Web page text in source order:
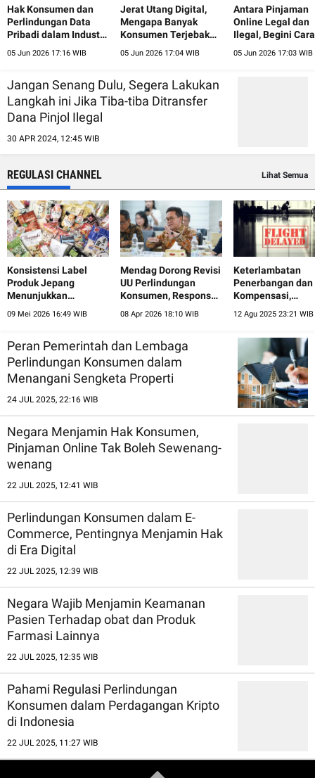
Hak Konsumen dan
Perlindungan Data
Pribadi dalam Industri
05 Jun 2026 17:16 WIB
Jerat Utang Digital,
Mengapa Banyak
Konsumen Terjebak
05 Jun 2026 17:04 WIB
Antara Pinjaman
Online Legal dan
Ilegal, Begini Cara
05 Jun 2026 17:03 WIB
Jangan Senang Dulu, Segera Lakukan
Langkah ini Jika Tiba-tiba Ditransfer
Dana Pinjol Ilegal
30 APR 2024, 12:45 WIB
REGULASI CHANNEL Lihat Semua
Konsistensi Label
Produk Jepang
Menunjukkan
09 Mei 2026 16:49 WIB
Mendag Dorong Revisi
UU Perlindungan
Konsumen, Respons
Perdagangan Digital
08 Apr 2026 18:10 WIB
Keterlambatan
Penerbangan dan
Kompensasi,
Patuhi Regulasi?
12 Agu 2025 23:21 WIB
Peran Pemerintah dan Lembaga
Perlindungan Konsumen dalam
Menangani Sengketa Properti
24 JUL 2025, 22:16 WIB
Negara Menjamin Hak Konsumen,
Pinjaman Online Tak Boleh Sewenang-
wenang
22 JUL 2025, 12:41 WIB
Perlindungan Konsumen dalam E-
Commerce, Pentingnya Menjamin Hak
di Era Digital
22 JUL 2025, 12:39 WIB
Negara Wajib Menjamin Keamanan
Pasien Terhadap obat dan Produk
Farmasi Lainnya
22 JUL 2025, 12:35 WIB
Pahami Regulasi Perlindungan
Konsumen dalam Perdagangan Kripto
di Indonesia
22 JUL 2025, 11:27 WIB